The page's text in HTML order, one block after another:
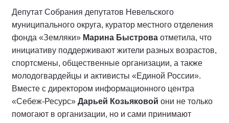
Депутат Собрания депутатов Невельского
муниципального округа, куратор местного отделения
фонда «Земляки» Марина Быстрова отметила, что
инициативу поддерживают жители разных возрастов,
спортсмены, общественные организации, а также
молодогвардейцы и активисты «Единой России».
Вместе с директором информационного центра
«Себеж-Ресурс» Дарьей Козьяковой они не только
помогают в организации, но и сами принимают